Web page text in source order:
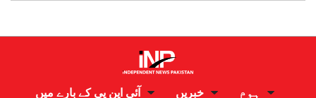
ہوم خبریں آئی این پی کے بارے میں